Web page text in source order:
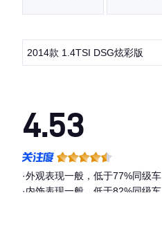
2014款 1.4TSI DSG炫彩版
4.53
·外观表现一般，低于77%同级车
·内饰表现一般，低于82%同级车